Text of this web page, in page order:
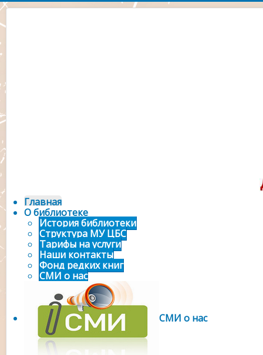
Главная
О библиотеке
История библиотеки
Структура МУ ЦБС
Тарифы на услуги
Наши контакты
Фонд редких книг
СМИ о нас
СМИ о нас